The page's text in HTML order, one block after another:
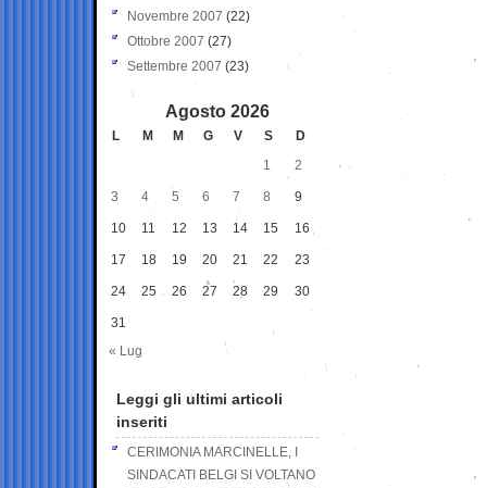
Novembre 2007 (22)
Ottobre 2007 (27)
Settembre 2007 (23)
Agosto 2026
L M M G V S
D
1
2
3 4 5 6 7 8 9
10 11 12 13 14 15 16
17 18 19 20 21 22 23
24 25 26 27 28 29 30
31
« Lug
Leggi gli ultimi articoli
inseriti
CERIMONIA MARCINELLE, I
SINDACATI BELGI SI VOLTANO